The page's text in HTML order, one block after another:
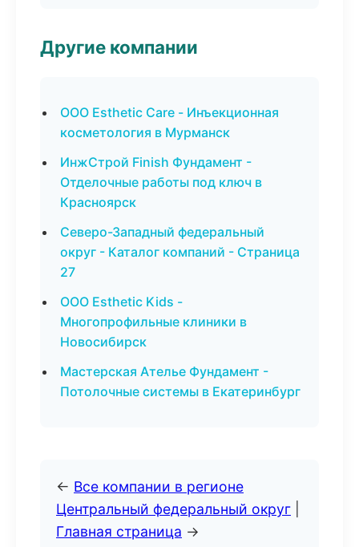
Другие компании
ООО Esthetic Care - Инъекционная
косметология в Мурманск
ИнжСтрой Finish Фундамент -
Отделочные работы под ключ в
Красноярск
Северо-Западный федеральный
округ - Каталог компаний - Страница
27
ООО Esthetic Kids -
Многопрофильные клиники в
Новосибирск
Мастерская Ателье Фундамент -
Потолочные системы в Екатеринбург
← Все компании в регионе
Центральный федеральный округ
Главная страница →